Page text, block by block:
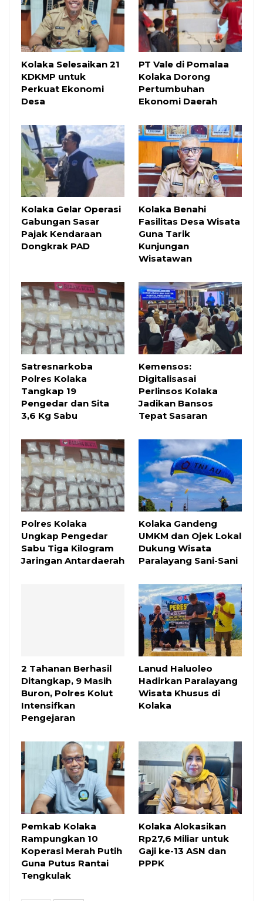
Kolaka Selesaikan 21
KDKMP untuk
Perkuat Ekonomi
Desa
PT Vale di Pomalaa
Kolaka Dorong
Pertumbuhan
Ekonomi Daerah
Kolaka Gelar Operasi
Gabungan Sasar
Pajak Kendaraan
Dongkrak PAD
Kolaka Benahi
Fasilitas Desa Wisata
Guna Tarik
Kunjungan
Wisatawan
Satresnarkoba
Polres Kolaka
Tangkap 19
Pengedar dan Sita
3,6 Kg Sabu
Kemensos:
Digitalisasai
Perlinsos Kolaka
Jadikan Bansos
Tepat Sasaran
Polres Kolaka
Ungkap Pengedar
Sabu Tiga Kilogram
Jaringan Antardaerah
Kolaka Gandeng
UMKM dan Ojek Lokal
Dukung Wisata
Paralayang Sani-Sani
2 Tahanan Berhasil
Ditangkap, 9 Masih
Buron, Polres Kolut
Intensifkan
Pengejaran
Lanud Haluoleo
Hadirkan Paralayang
Wisata Khusus di
Kolaka
Pemkab Kolaka
Rampungkan 10
Koperasi Merah Putih
Guna Putus Rantai
Tengkulak
Kolaka Alokasikan
Rp27,6 Miliar untuk
Gaji ke-13 ASN dan
PPPK